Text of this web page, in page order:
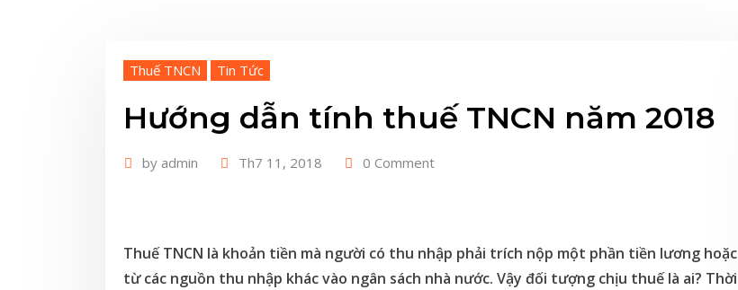
Thuế TNCN Tin Tức
Hướng dẫn tính thuế TNCN năm 2018
by admin Th7 11, 2018 0 Comment
Thuế TNCN là khoản tiền mà người có thu nhập phải trích nộp một phần tiền lương hoặc
từ các nguồn thu nhập khác vào ngân sách nhà nước. Vậy đối tượng chịu thuế là ai? Thời